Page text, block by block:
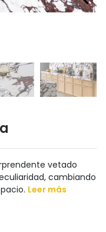
vetado
cambiando
Leer más